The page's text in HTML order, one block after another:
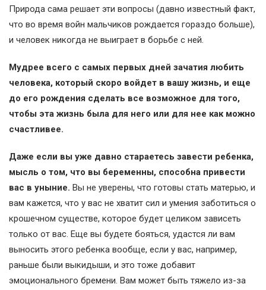
Природа сама решает эти вопросы (давно известный факт,
что во время войн мальчиков рождается гораздо больше),
и человек никогда не выиграет в борьбе с ней.
Мудрее всего с самых первых дней зачатия любить
человека, который скоро войдет в вашу жизнь, и еще
до его рождения сделать все возможное для того,
чтобы эта жизнь была для него или для нее как можно
счастливее.
Даже если вы уже давно стараетесь завести ребенка,
мысль о том, что вы беременны, способна привести
вас в уныние. Вы не уверены, что готовы стать матерью, и
вам кажется, что у вас не хватит сил и умения заботиться о
крошечном существе, которое будет целиком зависеть
только от вас. Еще вы будете бояться, удастся ли вам
выносить этого ребенка вообще, если у вас, например,
раньше были выкидыши, и это тоже добавит
эмоционального бремени. Вам может быть тяжело из-за